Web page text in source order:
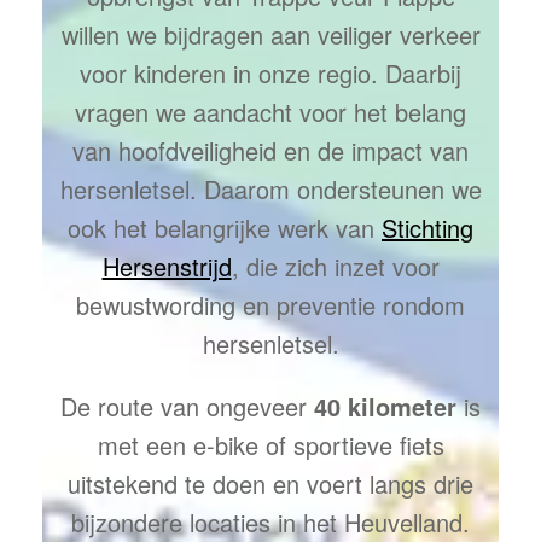
willen we bijdragen aan veiliger verkeer
voor kinderen in onze regio. Daarbij
vragen we aandacht voor het belang
van hoofdveiligheid en de impact van
hersenletsel. Daarom ondersteunen we
ook het belangrijke werk van Stichting
Hersenstrijd, die zich inzet voor
bewustwording en preventie rondom
hersenletsel.
De route van ongeveer 40 kilometeris
met een e-bike of sportieve fiets
uitstekend te doen en voert langs drie
bijzondere locaties in het Heuvelland.